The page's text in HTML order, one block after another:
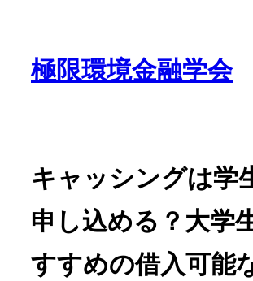
極限環境金融学会
キャッシングは学
申し込める？大学
すすめの借入可能